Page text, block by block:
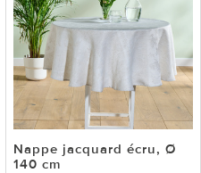
Nappe jacquard écru, Ø
140 cm